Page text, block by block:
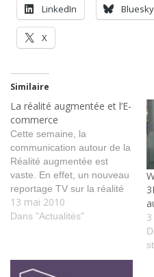
LinkedIn Bluesky
X
Similaire
La réalité augmentée et l’E-
commerce
Cette semaine, la
communication autour de la
Réalité augmentée est
vaste. En effet, un nouveau
reportage TV sur la réalité
augmentée, cette fois ci sur
la TSR. Ce reportage est
,CEO Tissot, fais une démo
13 mai 2010
Dans "Actualités"